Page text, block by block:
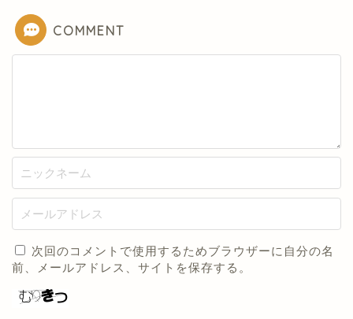
COMMENT
次回のコメントで使用するためブラウザーに自分の名
前、メールアドレス、サイトを保存する。